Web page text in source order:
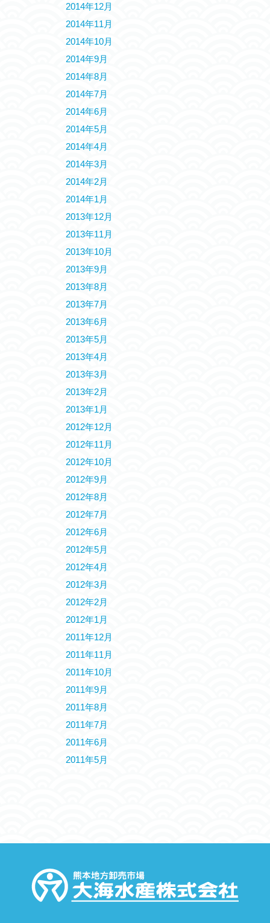
2014年12月
2014年11月
2014年10月
2014年9月
2014年8月
2014年7月
2014年6月
2014年5月
2014年4月
2014年3月
2014年2月
2014年1月
2013年12月
2013年11月
2013年10月
2013年9月
2013年8月
2013年7月
2013年6月
2013年5月
2013年4月
2013年3月
2013年2月
2013年1月
2012年12月
2012年11月
2012年10月
2012年9月
2012年8月
2012年7月
2012年6月
2012年5月
2012年4月
2012年3月
2012年2月
2012年1月
2011年12月
2011年11月
2011年10月
2011年9月
2011年8月
2011年7月
2011年6月
2011年5月